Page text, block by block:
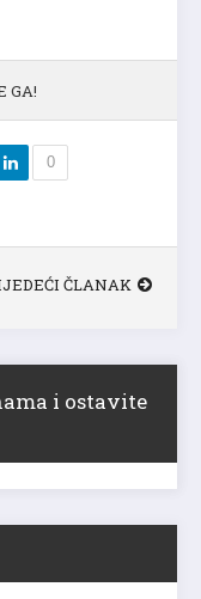
GA!
0
ČLANAK
i ostavite